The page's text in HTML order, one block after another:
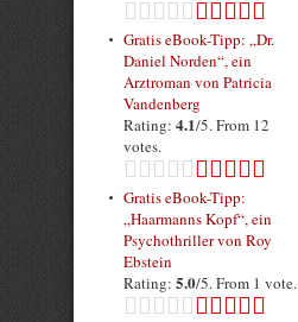
Gratis eBook-Tipp: „Dr.
Daniel Norden“, ein
Arztroman von Patricia
Vandenberg
Rating: 4.1/5. From 12
votes.
Gratis eBook-Tipp:
„Haarmanns Kopf“, ein
Psychothriller von Roy
Ebstein
Rating: 5.0/5. From 1 vote.